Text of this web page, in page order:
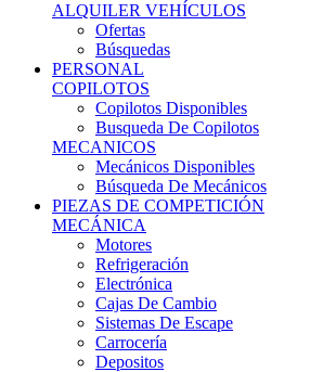
ALQUILER VEHÍCULOS
Ofertas
Búsquedas
PERSONAL
COPILOTOS
Copilotos Disponibles
Busqueda De Copilotos
MECANICOS
Mecánicos Disponibles
Búsqueda De Mecánicos
PIEZAS DE COMPETICIÓN
MECÁNICA
Motores
Refrigeración
Electrónica
Cajas De Cambio
Sistemas De Escape
Carrocería
Depositos